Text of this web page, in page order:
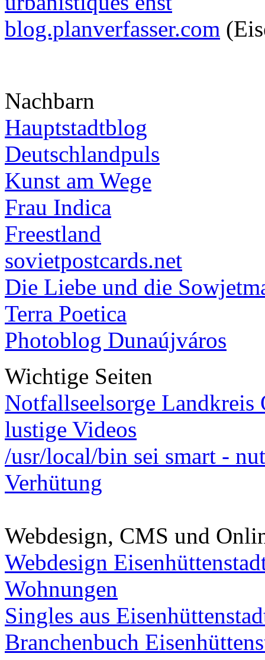
blog.planverfasser.com
Nachbarn
Hauptstadtblog
Deutschlandpuls
Kunst am Wege
Frau Indica
Freestland
sovietpostcards.net
Die Liebe und die
Terra Poetica
Photoblog Dunaújváros
Wichtige Seiten
Notfallseelsorge Landkreis
lustige Videos
/usr/local/bin sei smart -
Verhütung
Webdesign, CMS und
Webdesign
Wohnungen
Singles aus
Branchenbuch